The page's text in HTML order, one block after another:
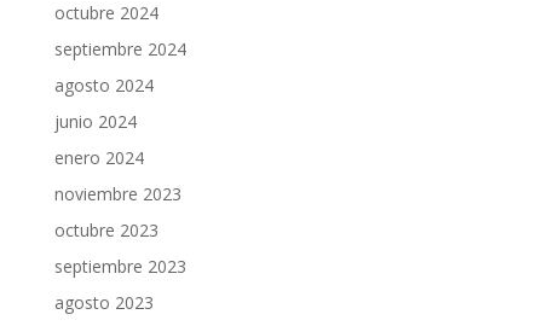
octubre 2024
septiembre 2024
agosto 2024
junio 2024
enero 2024
noviembre 2023
octubre 2023
septiembre 2023
agosto 2023